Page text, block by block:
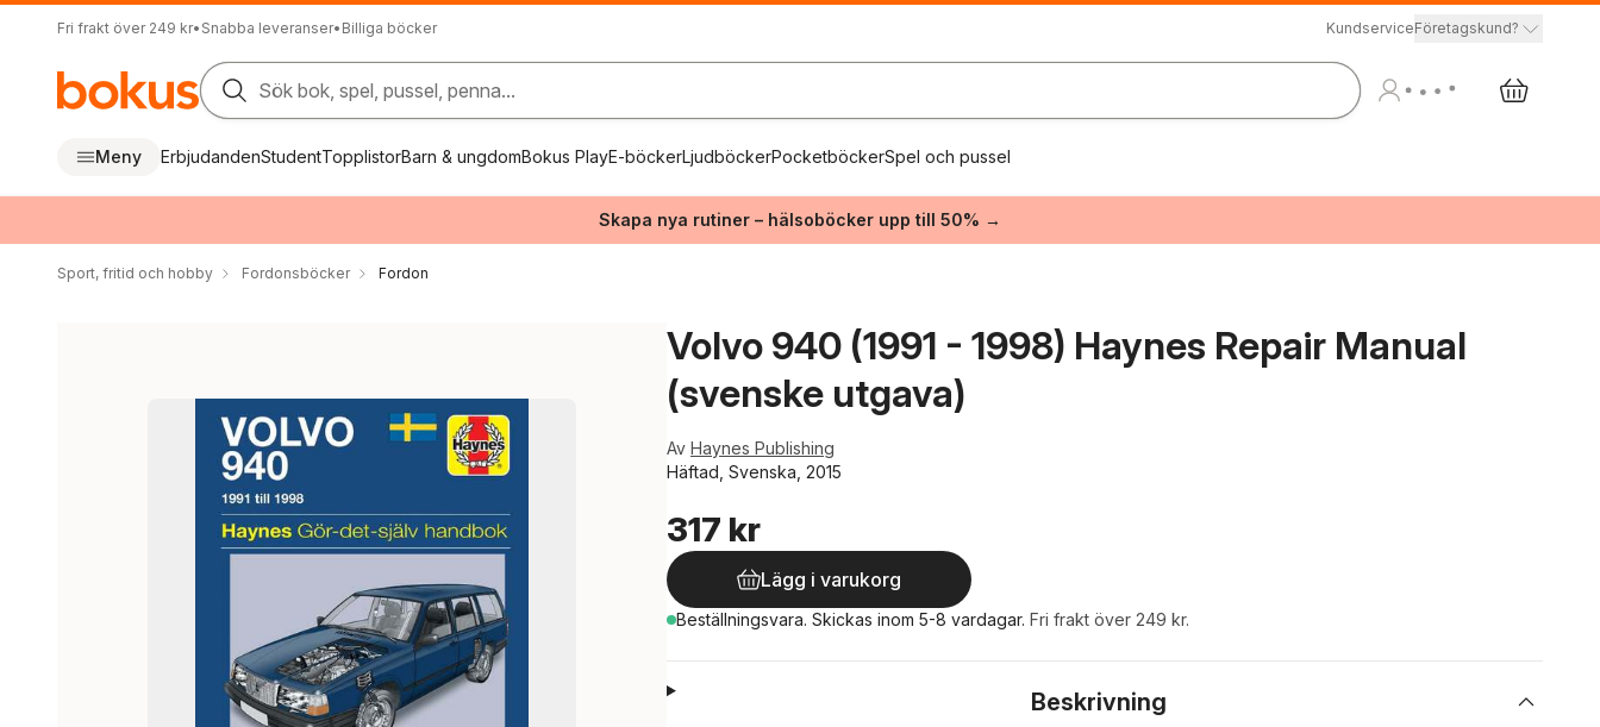
Fri frakt över 249 kr• Snabba leveranser• Billiga böcker KundserviceFöretagskund?
Sök bok, spel, pussel, penna...
Meny ErbjudandenStudentTopplistorBarn & ungdomBokus PlayE-böckerLjudböckerPocketböckerSpel och pussel
Skapa nya rutiner – hälsoböcker upp till 50% →
Sport, fritid och hobby Fordonsböcker Fordon
Volvo 940 (1991 - 1998) Haynes Repair Manual
(svenske utgava)
Av Haynes Publishing
Häftad, Svenska, 2015
317 kr
Lägg i varukorg
Beställningsvara. Skickas inom 5-8 vardagar. Fri frakt över 249 kr.
Beskrivning